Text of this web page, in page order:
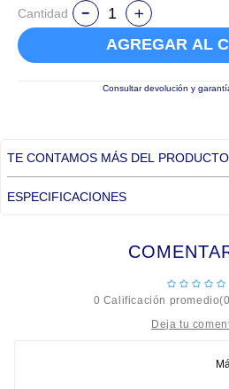
Cantidad
AGREGAR AL
Consultar devolución y
TE CONTAMOS MÁS DEL PRODUCTO
ESPECIFICACIONES
☆☆☆☆
☆
0 Calificación promedio